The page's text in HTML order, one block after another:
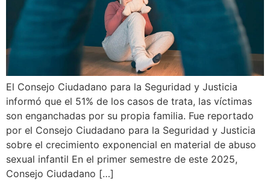
El Consejo Ciudadano para la Seguridad y Justicia
informó que el 51% de los casos de trata, las víctimas
son enganchadas por su propia familia. Fue reportado
por el Consejo Ciudadano para la Seguridad y Justicia
sobre el crecimiento exponencial en material de abuso
sexual infantil En el primer semestre de este 2025,
Consejo Ciudadano […]